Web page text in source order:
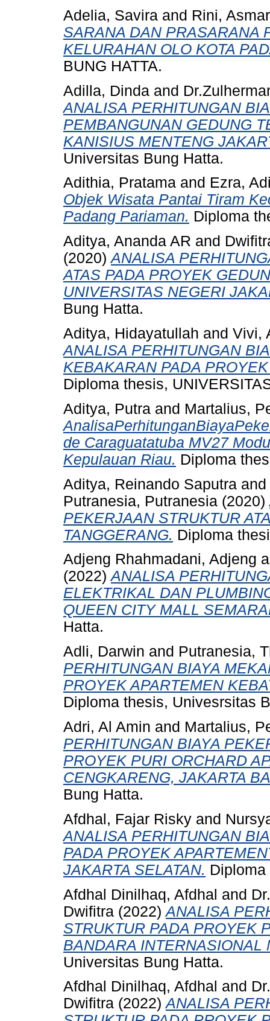
Adelia, Savira and Rini,
SARANA DAN PRASARANA
KELURAHAN OLO KOTA
BUNG HATTA.
Adilla, Dinda and
ANALISA PERHITUNGAN
PEMBANGUNAN GEDUNG
KANISIUS MENTENG
Universitas Bung Hatta.
Adithia, Pratama and Ezra,
Objek Wisata Pantai Tiram
Padang Pariaman. Diploma
Aditya, Ananda AR and
(2020)ANALISA
ATAS PADA PROYEK
UNIVERSITAS NEGERI
Bung Hatta.
Aditya, Hidayatullah and Vivi,
ANALISA PERHITUNGAN
KEBAKARAN PADA
Diploma thesis,
Aditya, Putra and Martalius,
de Caraguatatuba MV27
Kepulauan Riau. Diploma
Aditya, Reinando Saputra and
Putranesia, Putranesia (2020)
PEKERJAAN STRUKTUR
TANGGERANG. Diploma
Adjeng Rhahmadani, Adjeng
(2022)ANALISA
ELEKTRIKAL DAN
QUEEN CITY MALL
Hatta.
Adli, Darwin and Putranesia,
PERHITUNGAN BIAYA
PROYEK APARTEMEN
Diploma thesis, Univesrsitas
Adri, Al Amin and Martalius,
PERHITUNGAN BIAYA
PROYEK PURI ORCHARD
CENGKARENG, JAKARTA
Bung Hatta.
Afdhal, Fajar Risky and
ANALISA PERHITUNGAN
PADA PROYEK
JAKARTA SELATAN. Diploma
Afdhal Dinilhaq, Afdhal and
Dwifitra (2022)ANALISA
STRUKTUR PADA PROYEK
BANDARA INTERNASIONAL
Universitas Bung Hatta.
Afdhal Dinilhaq, Afdhal and
Dwifitra (2022)ANALISA